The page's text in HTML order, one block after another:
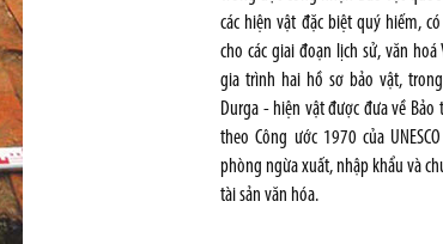
các hiện vật đặc biệt quý hiếm,
cho các giai đoạn lịch sử, văn
gia trình hai hồ sơ bảo vật,
Durga - hiện vật được đưa về
theo Công ước 1970 của
phòng ngừa xuất, nhập khẩu và
tài sản văn hóa.